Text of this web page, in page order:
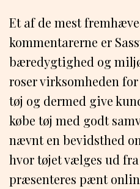
Et af de mest
kommentarerne er
bæredygtighed og
roser virksomheden
tøj og dermed give
købe tøj med godt
nævnt en bevidsthed
hvor tøjet vælges ud
præsenteres pænt